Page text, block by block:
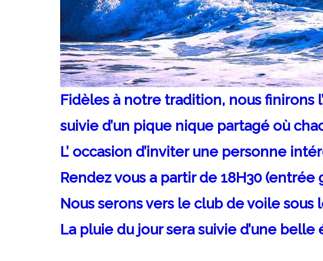
Fidèles à notre tradition, nous finirons
suivie d’un pique nique partagé où
L’ occasion d’inviter une personne
Rendez vous a partir de 18H30
Nous serons vers le club de voile sous
La pluie du jour sera suivie d’une